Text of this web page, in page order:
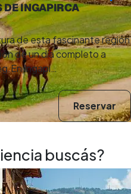
DE INGAPIRCA
de esta fascinante región
de un día completo a
Ingapi…
Reservar
buscás?